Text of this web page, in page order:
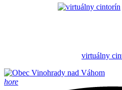
virtuálny
hore